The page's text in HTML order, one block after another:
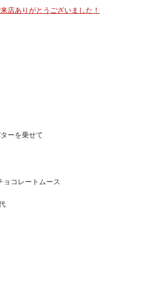
ありがとうございました！
ーを乗せて
コレートムース